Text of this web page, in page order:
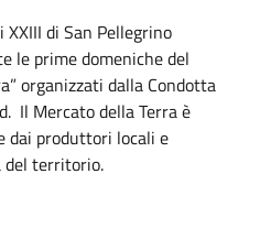
XXIII di San Pellegrino
le prime domeniche del
organizzati dalla Condotta
Il Mercato della Terra è
dai produttori locali e
del territorio.